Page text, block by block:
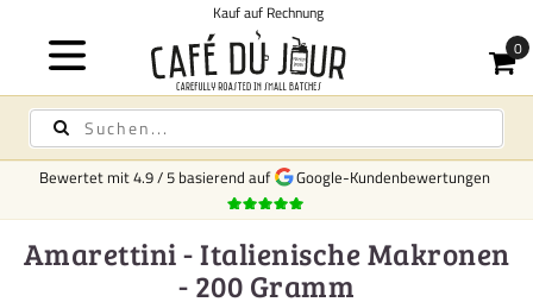
Kauf auf Rechnung
Bewertet mit4.9/5 basierend auf Google-Kundenbewertungen
Amarettini - Italienische Makronen
- 200 Gramm